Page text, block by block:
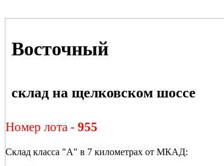
Восточный
склад на щелковском шоссе
Номер лота - 955
Склад класса "А" в 7 километрах от МКАД: